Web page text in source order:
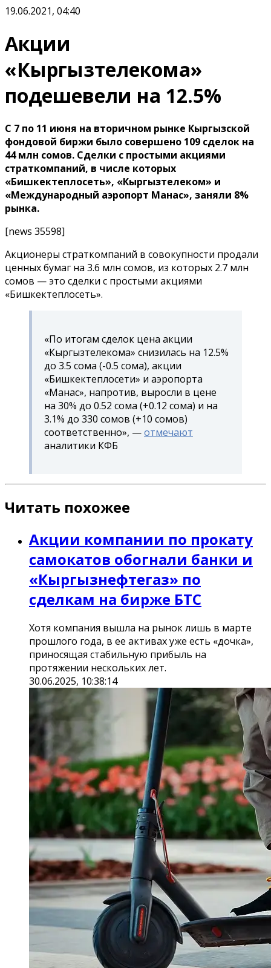
19.06.2021, 04:40
Акции
«Кыргызтелекома»
подешевели на 12.5%
С 7 по 11 июня на вторичном рынке Кыргызской
фондовой биржи было совершено 109 сделок на
44 млн сомов. Сделки с простыми акциями
страткомпаний, в числе которых
«Бишкектеплосеть», «Кыргызтелеком» и
«Международный аэропорт Манас», заняли 8%
рынка.
[news 35598]
Акционеры страткомпаний в совокупности продали
ценных бумаг на 3.6 млн сомов, из которых 2.7 млн
сомов — это сделки с простыми акциями
«Бишкектеплосеть».
«По итогам сделок цена акции
«Кыргызтелекома» снизилась на 12.5%
до 3.5 сома (-0.5 сома), акции
«Бишкектеплосети» и аэропорта
«Манас», напротив, выросли в цене
на 30% до 0.52 сома (+0.12 сома) и на
3.1% до 330 сомов (+10 сомов)
соответственно», —отмечают
аналитики КФБ
Читать похожее
Акции компании по прокату
самокатов обогнали банки и
«Кыргызнефтегаз» по
сделкам на бирже БТС
Хотя компания вышла на рынок лишь в марте
прошлого года, в ее активах уже есть «дочка»,
приносящая стабильную прибыль на
протяжении нескольких лет.
30.06.2025, 10:38:14